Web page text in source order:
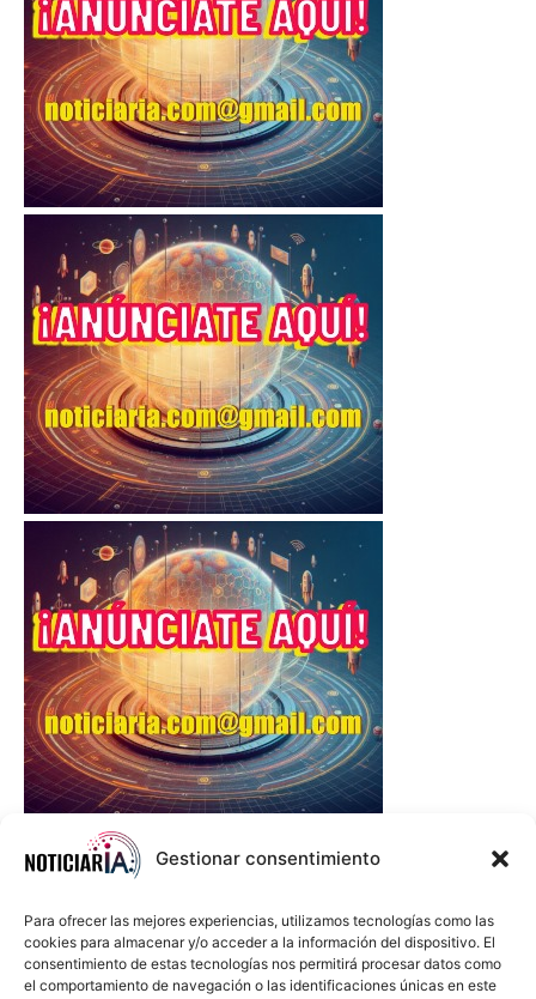
Gestionar consentimiento
Para ofrecer las mejores experiencias, utilizamos tecnologías como las
cookies para almacenar y/o acceder a la información del dispositivo. El
consentimiento de estas tecnologías nos permitirá procesar datos como
el comportamiento de navegación o las identificaciones únicas en este